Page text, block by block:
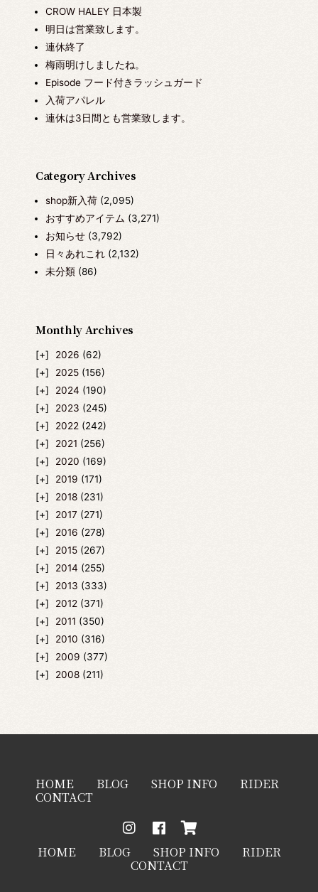
CROW HALEY 日本製
明日は営業致します。
連休終了
梅雨明けしましたね。
Episode フード付きラッシュガード
入荷アパレル
連休は3日間とも営業致します。
Category Archives
shop新入荷(2,095)
おすすめアイテム (3,271)
お知らせ(3,792)
日々あれこれ(2,132)
未分類(86)
Monthly Archives
2026 (62)
2025 (156)
2024 (190)
2023 (245)
2022 (242)
2021 (256)
2020 (169)
2019 (171)
2018 (231)
2017 (271)
2016 (278)
2015 (267)
2014 (255)
2013 (333)
2012 (371)
2011 (350)
2010 (316)
2009 (377)
2008 (211)
HOME BLOG SHOP INFO RIDER
CONTACT
HOME BLOG SHOP INFO RIDER
CONTACT